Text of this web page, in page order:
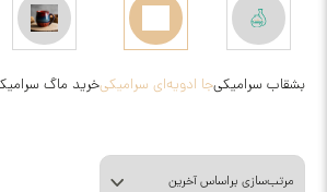
بشقاب سرامیکیجا ادویه‌ای سرامیکیخرید ماگ